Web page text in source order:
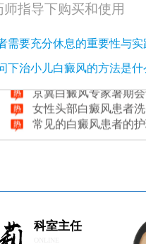
指导下购买和使用
需要充分休息的重要性与实
下治小儿白癜风的方法是什
治疗白癜风患者应从多
白癜风患者的饮食应该
女性头部白癜风患者洗头
常见的白癜风患者的
科室主任